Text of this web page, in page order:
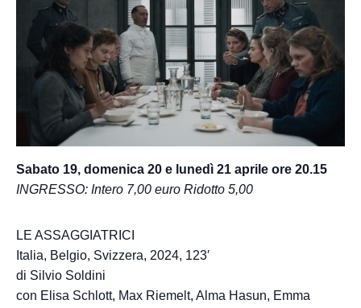
Sabato 19, domenica 20 e lunedì 21 aprile ore 20.15
INGRESSO: Intero 7,00 euro Ridotto 5,00
LE ASSAGGIATRICI
Italia, Belgio, Svizzera, 2024, 123′
di Silvio Soldini
con Elisa Schlott, Max Riemelt, Alma Hasun, Emma